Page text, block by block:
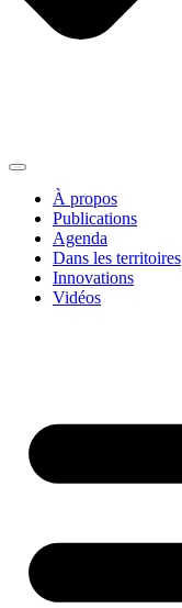
À propos
Publications
Agenda
Dans les territoires
Innovations
Vidéos